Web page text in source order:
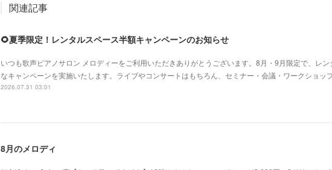
関連記事
🌻夏季限定！レンタルスペース半額キャンペーンのお知らせ
いつも歌声ピアノサロン メロディーをご利用いただきありがとうございます。8月・9月限定で、レ
なキャンペーンを実施いたします。ライブやコンサートはもちろん、セミナー・会議・ワークショッ
2026.07.31 03:01
8月のメロディ